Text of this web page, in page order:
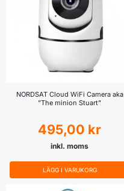
NORDSAT Cloud WiFi Camera aka
”The minion Stuart”
495,00 kr
inkl. moms
LÄGG I VARUKORG